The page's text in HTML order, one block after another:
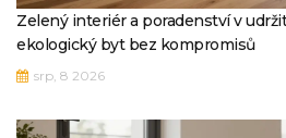
Zelený interiér a poradenství v
ekologický byt bez kompromisů
srp, 8 2026